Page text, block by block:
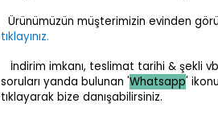
Ürünümüzün müşterimizin evinden
tıklayınız.
İndirim imkanı, teslimat tarihi & şekli
soruları yanda bulunan 'Whatsapp'
tıklayarak bize danışabilirsiniz.